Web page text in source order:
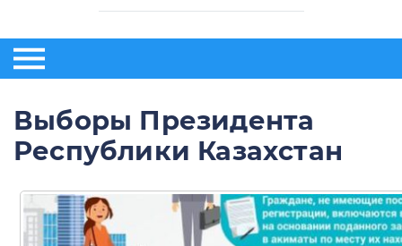
Выборы Президента
Республики Казахстан